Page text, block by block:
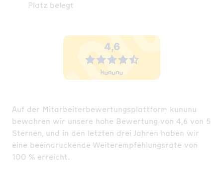
Platz belegt
Auf der Mitarbeiterbewertungsplattform kununu
bewahren wir unsere hohe Bewertung von 4,6 von 5
Sternen, und in den letzten drei Jahren haben wir
eine beeindruckende Weiterempfehlungsrate von
100 % erreicht.